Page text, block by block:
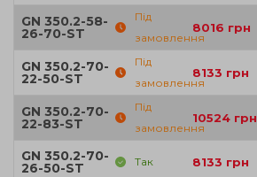
GN 350.2-58-
26-70-ST
Під
замовлення
8016 грн
GN 350.2-70-
22-50-ST
Під
замовлення
8133 грн
GN 350.2-70-
22-83-ST
Під
замовлення
10524 грн
GN 350.2-70-
26-50-ST Так 8133 грн